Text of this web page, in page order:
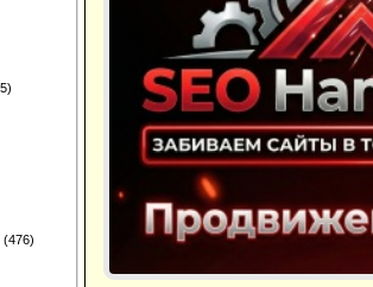
(476)